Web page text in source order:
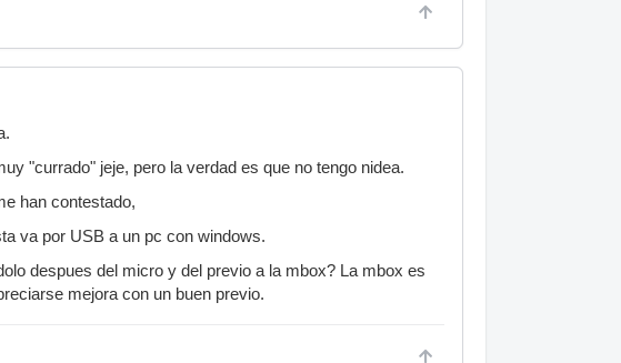
"currado" jeje, pero la verdad es que no tengo nidea.
han contestado,
va por USB a un pc con windows.
despues del micro y del previo a la mbox? La mbox es
mejora con un buen previo.